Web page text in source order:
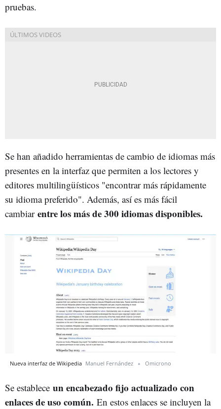
pruebas.
Se han añadido herramientas de cambio de idiomas más
presentes en la interfaz que permiten a los lectores y
editores multilingüísticos "encontrar más rápidamente
su idioma preferido". Además, así es más fácil
cambiar entre los más de 300 idiomas disponibles.
Nueva interfaz de Wikipedia Manuel Fernández Omicrono
Se establece un encabezado fijo actualizado con
enlaces de uso común. En estos enlaces se incluyen la